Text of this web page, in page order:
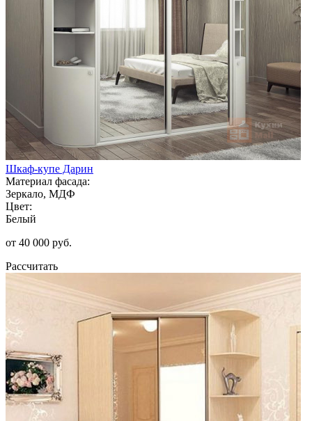
Шкаф-купе Дарин
Материал фасада:
Зеркало, МДФ
Цвет:
Белый
от 40 000 руб.
Рассчитать